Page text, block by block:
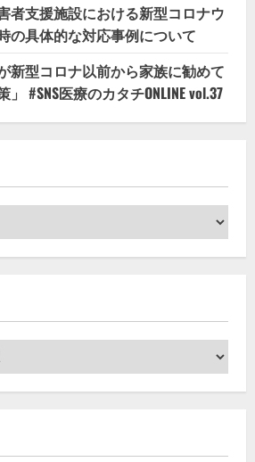
者支援施設における新型コロナウ
の具体的な対応事例について
新型コロナ以前から家族に勧めて
#SNS医療のカタチONLINE vol.37